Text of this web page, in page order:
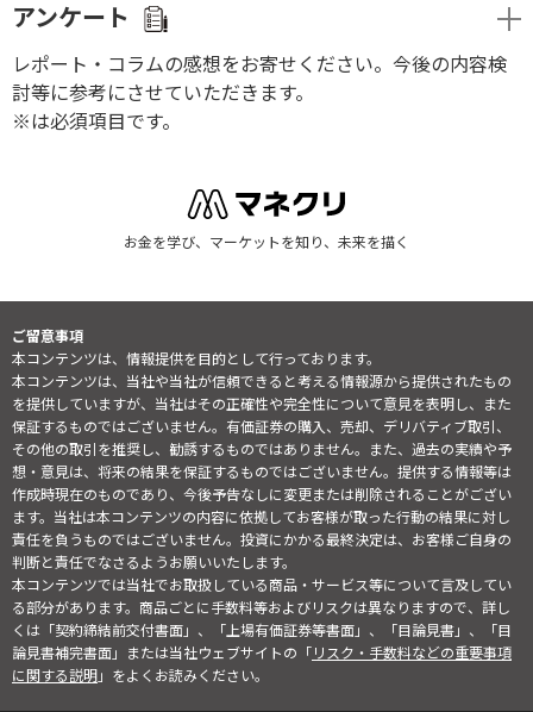
アンケート
レポート・コラムの感想をお寄せください。今後の内容検
討等に参考にさせていただきます。
※は必須項目です。
お金を学び、マーケットを知り、未来を描く
ご留意事項
本コンテンツは、情報提供を目的として行っております。
本コンテンツは、当社や当社が信頼できると考える情報源から提供されたもの
を提供していますが、当社はその正確性や完全性について意見を表明し、また
保証するものではございません。有価証券の購入、売却、デリバティブ取引、
その他の取引を推奨し、勧誘するものではありません。また、過去の実績や予
想・意見は、将来の結果を保証するものではございません。提供する情報等は
作成時現在のものであり、今後予告なしに変更または削除されることがござい
ます。当社は本コンテンツの内容に依拠してお客様が取った行動の結果に対し
責任を負うものではございません。投資にかかる最終決定は、お客様ご自身の
判断と責任でなさるようお願いいたします。
本コンテンツでは当社でお取扱している商品・サービス等について言及してい
る部分があります。商品ごとに手数料等およびリスクは異なりますので、詳し
くは「契約締結前交付書面」、「上場有価証券等書面」、「目論見書」、「目
論見書補完書面」または当社ウェブサイトの「リスク・手数料などの重要事項
に関する説明」をよくお読みください。